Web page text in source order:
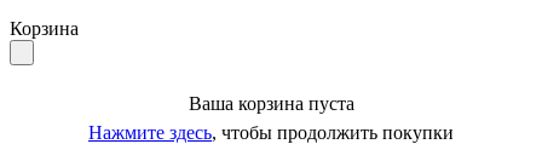
Корзина
Ваша корзина пуста
Нажмите здесь, чтобы продолжить покупки